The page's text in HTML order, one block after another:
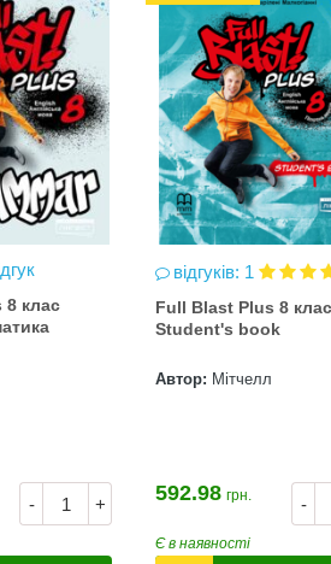
8 клас
- +
відгуків: 1
Full Blast Plus 8 клас
Student's book
Автор: Мітчелл
-
592.98 грн.
Є в наявності